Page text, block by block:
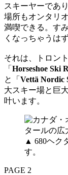
スキーヤーであ
場所もオンタリ
満喫できる。す
くなっちゃうはず
それは、トロン
「 Horseshoe Ski
と「 Vettä Nordic
大スキー場と巨
叶います。
▲ 680ヘク
す。
PAGE 2